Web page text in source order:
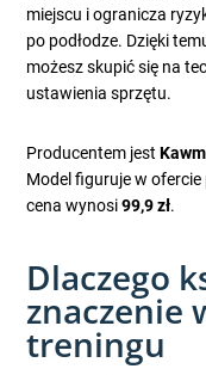
miejscu i ogranicza
po podłodze. Dzięki
możesz skupić się na
ustawienia sprzętu.
Producentem jest
Model figuruje w ofercie
cena wynosi99,9 zł.
Dlaczego
znaczenie
treningu